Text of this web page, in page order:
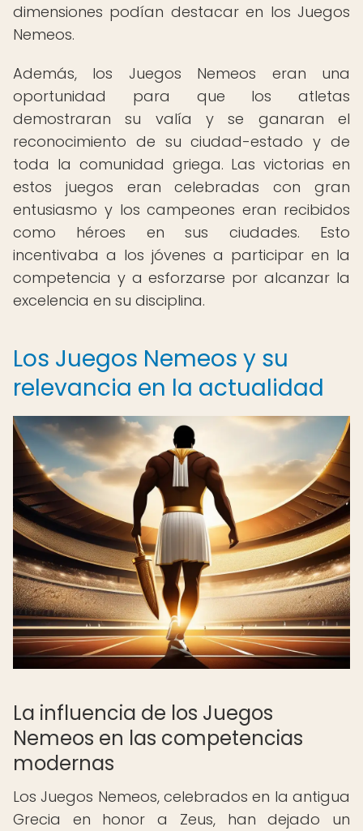
dimensiones podían destacar en los Juegos
Nemeos.
Además, los Juegos Nemeos eran una
oportunidad para que los atletas
demostraran su valía y se ganaran el
reconocimiento de su ciudad-estado y de
toda la comunidad griega. Las victorias en
estos juegos eran celebradas con gran
entusiasmo y los campeones eran recibidos
como héroes en sus ciudades. Esto
incentivaba a los jóvenes a participar en la
competencia y a esforzarse por alcanzar la
excelencia en su disciplina.
Los Juegos Nemeos y su
relevancia en la actualidad
La influencia de los Juegos
Nemeos en las competencias
modernas
Los Juegos Nemeos, celebrados en la antigua
Grecia en honor a Zeus, han dejado un